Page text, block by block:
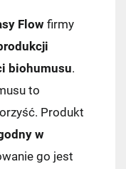
Flow firmy
biohumusu.
to
Produkt
w
go jest